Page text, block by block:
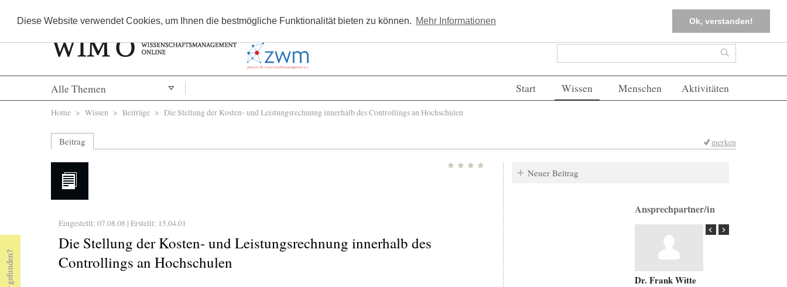
Diese Website verwendet Cookies, um Ihnen die bestmögliche Funktionalität bieten zu können. Mehr Informationen Ok, verstanden!
Kostenlos registrieren FAQs Einloggen
Suchformular Suche
Alle Themen Start Wissen Menschen Aktivitäten
Sie sind hier
Home > Wissen > Beiträge > Die Stellung der Kosten- und Leistungsrechnung innerhalb des Controllings an Hochschulen
Beitrag merken
Eingestellt: 07.08.08 | Erstellt: 15.04.01
Die Stellung der Kosten- und Leistungsrechnung innerhalb des
Controllings an Hochschulen
Neuer Beitrag
Ansprechpartner/in
« Prev Page
Dr. Frank Witte